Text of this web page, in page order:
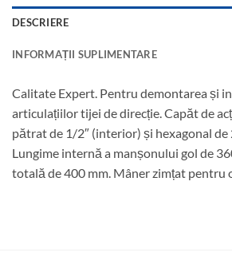
DESCRIERE
INFORMAȚII SUPLIMENTARE
Calitate Expert. Pentru demontarea și
articulațiilor tijei de direcție. Capăt de
pătrat de 1/2″ (interior) și hexagonal
Lungime internă a manșonului gol de
totală de 400 mm. Mâner zimțat pentru